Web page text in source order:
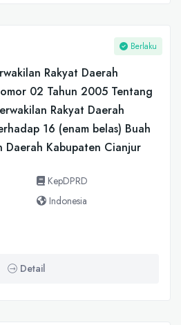
Berlaku
Rakyat Daerah
02 Tahun 2005 Tentang
Rakyat Daerah
16 (enam belas) Buah
Daerah Kabupaten Cianjur
KepDPRD
Indonesia
Detail